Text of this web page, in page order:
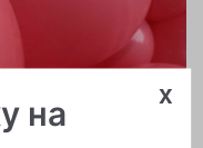
x
на